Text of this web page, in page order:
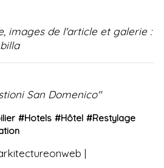
images de l'article et galerie :
San Domenico"
#Hotels #Hôtel #Restylage